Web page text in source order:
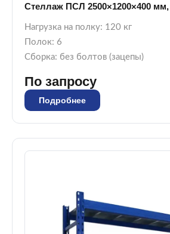
Стеллаж ПСЛ 2500×1200×400
Нагрузка на полку: 120 кг
Полок: 6
Сборка: без болтов (зацепы)
По запросу
Подробнее